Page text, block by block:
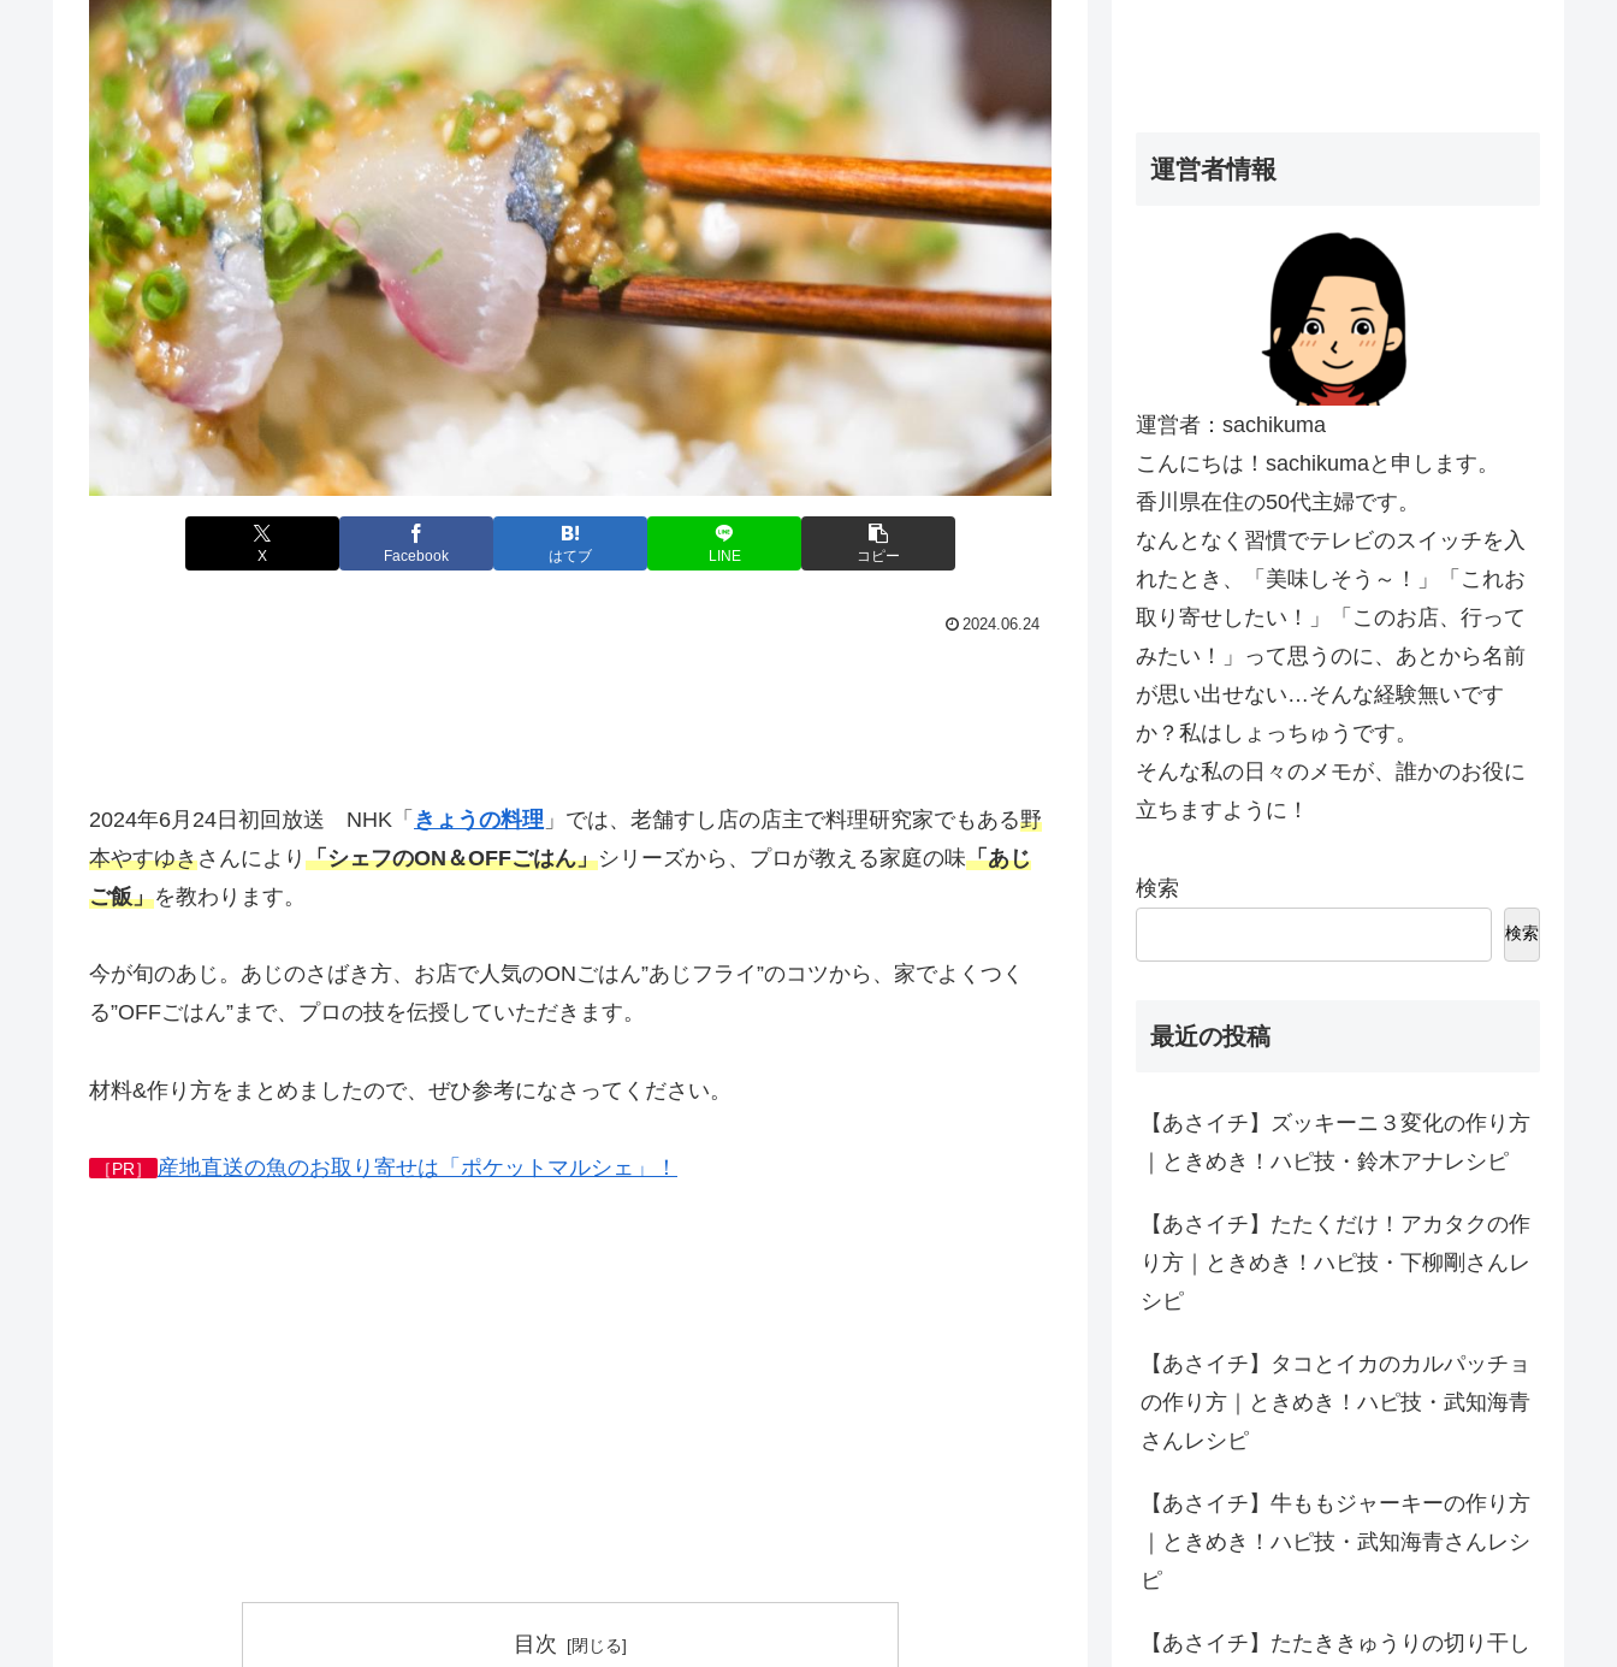
X Facebook はてブ LINE コピー
2024.06.24
2024年6月24日初回放送 NHK「 きょうの料理 」では、老舗すし店の店主で料理研究家でもある野
本やすゆきさんにより 「シェフのON＆OFFごはん」シリーズから、プロが教える家庭の味「あじ
ご飯」を教わります。
今が旬のあじ。あじのさばき方、お店で人気のONごはん”あじフライ”のコツから、家でよくつく
る”OFFごはん”まで、プロの技を伝授していただきます。
材料&作り方をまとめましたので、ぜひ参考になさってください。
［PR］ 産地直送の魚のお取り寄せは「ポケットマルシェ」！
目次
運営者情報
運営者：sachikuma
こんにちは！sachikumaと申します。
香川県在住の50代主婦です。
なんとなく習慣でテレビのスイッチを入
れたとき、「美味しそう～！」「これお
取り寄せしたい！」「このお店、行って
みたい！」って思うのに、あとから名前
が思い出せない…そんな経験無いです
か？私はしょっちゅうです。
そんな私の日々のメモが、誰かのお役に
立ちますように！
検索
検索
最近の投稿
【あさイチ】ズッキーニ３変化の作り方
｜ときめき！ハピ技・鈴木アナレシピ
【あさイチ】たたくだけ！アカタクの作
り方｜ときめき！ハピ技・下柳剛さんレ
シピ
【あさイチ】タコとイカのカルパッチョ
の作り方｜ときめき！ハピ技・武知海青
さんレシピ
【あさイチ】牛ももジャーキーの作り方
｜ときめき！ハピ技・武知海青さんレシ
ピ
【あさイチ】たたききゅうりの切り干し